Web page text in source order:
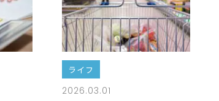
ライフ
2026.03.01